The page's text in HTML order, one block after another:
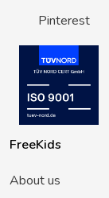
Pinterest
FreeKids
About us